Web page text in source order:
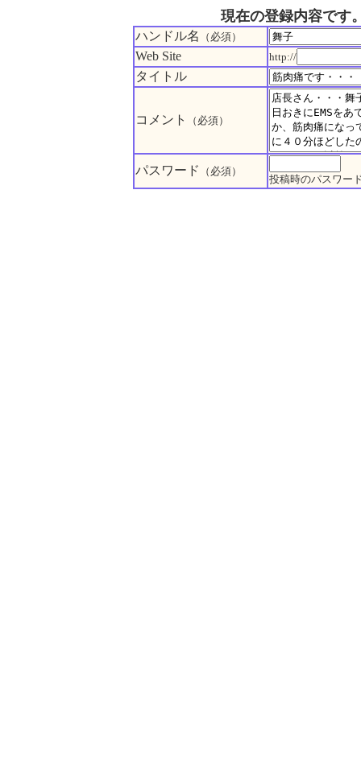
現在の登録内容です
ハンドル名 （必須）
Web Site http://
タイトル
コメント （必須）
パスワード （必須）
投稿時のパスワー